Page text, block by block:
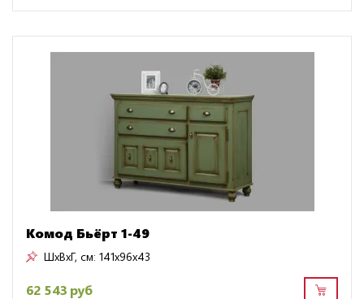
Комод Бьёрт 1-49
ШxВxГ, см: 141x96x43
62 543 руб